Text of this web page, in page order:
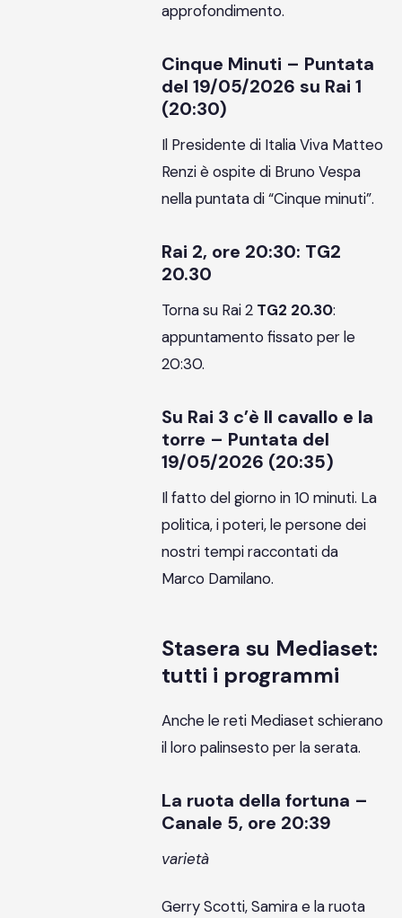
approfondimento.
Cinque Minuti – Puntata
del 19/05/2026 su Rai 1
(20:30)
Il Presidente di Italia Viva Matteo
Renzi è ospite di Bruno Vespa
nella puntata di “Cinque minuti”.
Rai 2, ore 20:30: TG2
20.30
Torna su Rai 2 TG2 20.30:
appuntamento fissato per le
20:30.
Su Rai 3 c’è Il cavallo e la
torre – Puntata del
19/05/2026 (20:35)
Il fatto del giorno in 10 minuti. La
politica, i poteri, le persone dei
nostri tempi raccontati da
Marco Damilano.
Stasera su Mediaset:
tutti i programmi
Anche le reti Mediaset schierano
il loro palinsesto per la serata.
La ruota della fortuna –
Canale 5, ore 20:39
varietà
Gerry Scotti, Samira e la ruota